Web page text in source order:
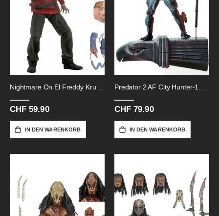
Nightmare On El Freddy Krueger-30th
CHF 59.90
IN DEN WARENKORB
Predator 2 AF City Hunter-15cm
CHF 79.90
IN DEN WARENKORB